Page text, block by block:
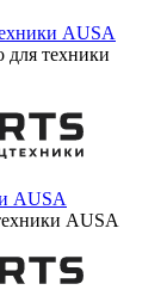
AUSA
для техники
AUSA
AUSA